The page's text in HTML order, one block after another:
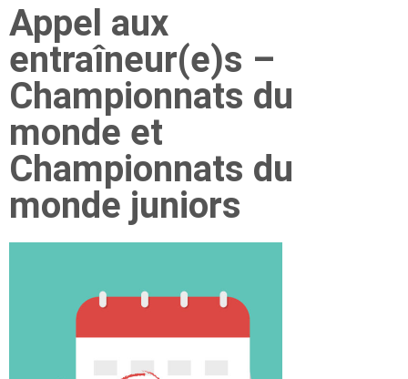
Appel aux
entraîneur(e)s –
Championnats du
monde et
Championnats du
monde juniors